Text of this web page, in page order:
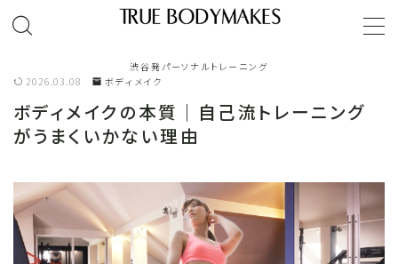
渋谷発パーソナルトレーニング
TOP
オンラインパーソナルトレーニング
2026.03.08 ボディメイク
ボディメイクの本質｜自己流トレーニング
がうまくいかない理由